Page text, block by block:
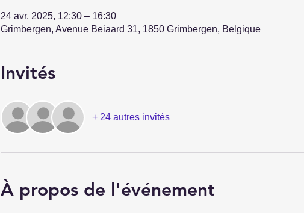
24 avr. 2025, 12:30 – 16:30
Grimbergen, Avenue Beiaard 31, 1850 Grimbergen, Belgique
Invités
+ 24 autres invités
À propos de l'événement